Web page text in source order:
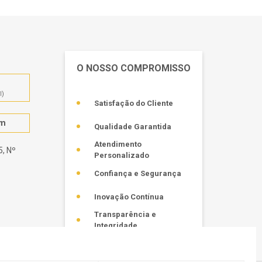
Nº
O NOSSO COMPROMISSO
Satisfação do Cliente
Qualidade Garantida
Atendimento
Personalizado
Confiança e Segurança
Inovação Contínua
Transparência e
Integridade